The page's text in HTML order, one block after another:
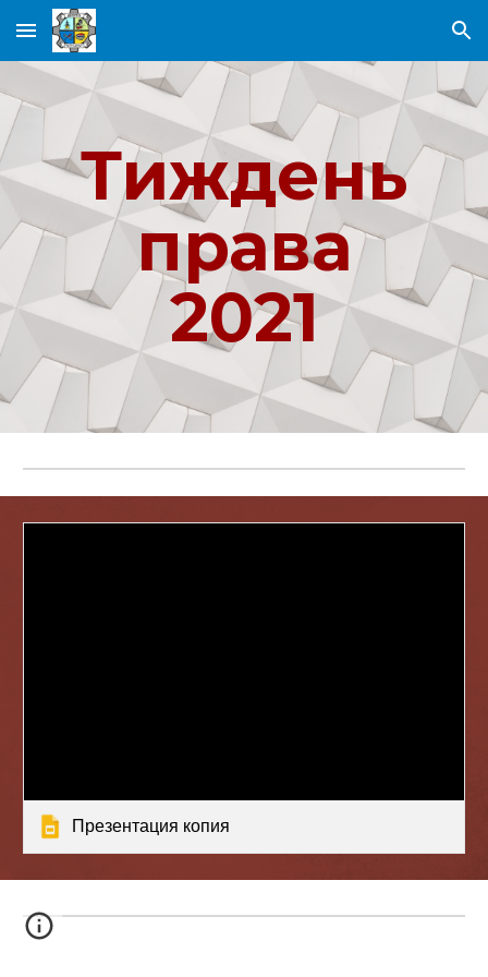
Skip to main content Skip to navigation
Тиждень
права
2021
Презентация копия